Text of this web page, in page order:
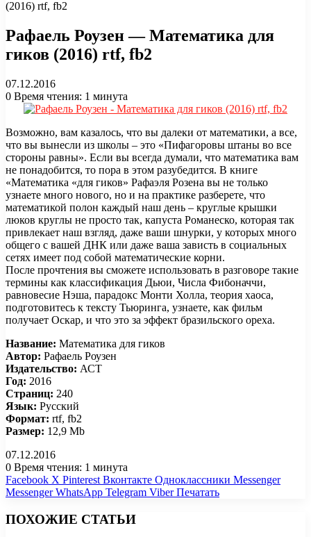
(2016) rtf, fb2
Рафаель Роузен — Математика для
гиков (2016) rtf, fb2
07.12.2016
0 Время чтения: 1 минута
Возможно, вам казалось, что вы далеки от математики, а все,
что вы вынесли из школы – это «Пифагоровы штаны во все
стороны равны». Если вы всегда думали, что математика вам
не понадобится, то пора в этом разубедится. В книге
«Математика «для гиков» Рафаэля Розена вы не только
узнаете много нового, но и на практике разберете, что
математикой полон каждый наш день – круглые крышки
люков круглы не просто так, капуста Романеско, которая так
привлекает наш взгляд, даже ваши шнурки, у которых много
общего с вашей ДНК или даже ваша зависть в социальных
сетях имеет под собой математические корни.
После прочтения вы сможете использовать в разговоре такие
термины как классификация Дьюи, Числа Фибоначчи,
равновесие Нэша, парадокс Монти Холла, теория хаоса,
подготовитесь к тексту Тьюринга, узнаете, как фильм
получает Оскар, и что это за эффект бразильского ореха.
Название: Математика для гиков
Автор: Рафаель Роузен
Издательство: АСТ
Год: 2016
Страниц: 240
Язык: Русский
Формат: rtf, fb2
Размер: 12,9 Mb
07.12.2016
0 Время чтения: 1 минута
Facebook X Pinterest Вконтакте Одноклассники Messenger
Messenger WhatsApp Telegram Viber Печатать
ПОХОЖИЕ СТАТЬИ